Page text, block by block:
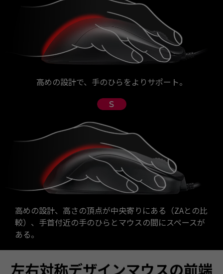
高めの設計で、手のひらをよりサポート。
高めの設計、高さの頂点が中央寄りにある（ZAとの比
較）、手首付近の手のひらとマウスの間にスペースが
ある。
左右対称デザインマウスの前端